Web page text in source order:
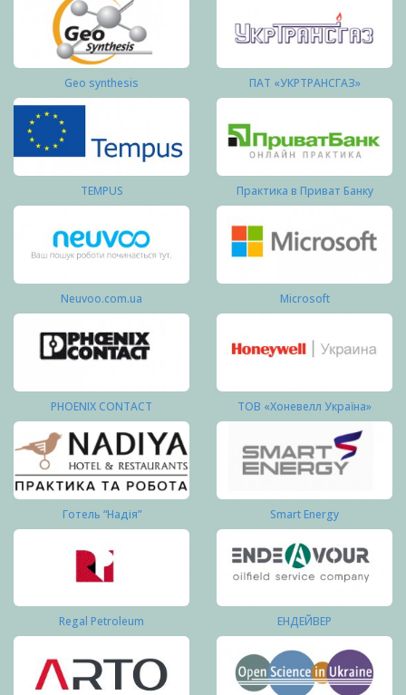
Geo synthesis ПАТ «УКРТРАНСГАЗ»
TEMPUS Практика в Приват Банку
Neuvoo.com.ua Microsoft
PHOENIX CONTACT ТОВ «Хоневелл Україна»
Готель “Надія” Smart Energy
Regal Petroleum ЕНДЕЙВЕР